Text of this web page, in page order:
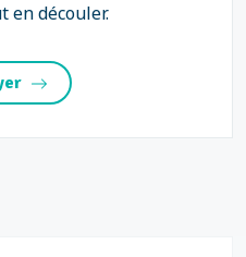
en découler.